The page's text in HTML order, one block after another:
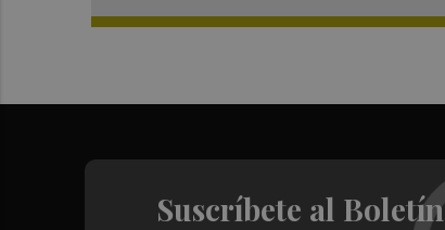
Suscríbete al Boletín